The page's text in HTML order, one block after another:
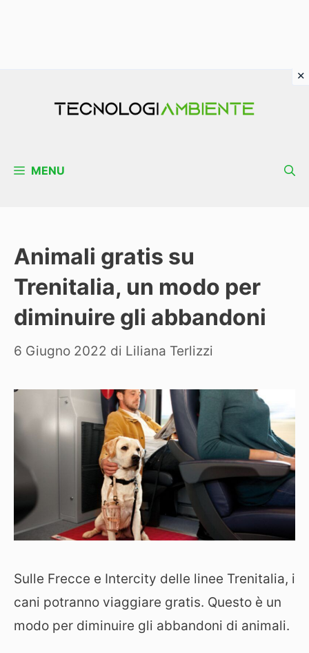
MENU
Animali gratis su
Trenitalia, un modo per
diminuire gli abbandoni
6 Giugno 2022 di Liliana Terlizzi
Sulle Frecce e Intercity delle linee Trenitalia, i
cani potranno viaggiare gratis. Questo è un
modo per diminuire gli abbandoni di animali.